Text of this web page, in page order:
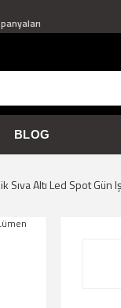
BLOG
Sıva Altı Led Spot Gün